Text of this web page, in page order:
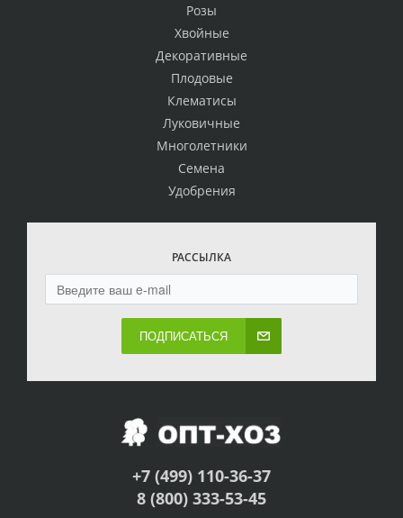
Розы
Хвойные
Декоративные
Плодовые
Клематисы
Луковичные
Многолетники
Семена
Удобрения
РАССЫЛКА
ПОДПИСАТЬСЯ
+7 (499) 110-36-37
8 (800) 333-53-45